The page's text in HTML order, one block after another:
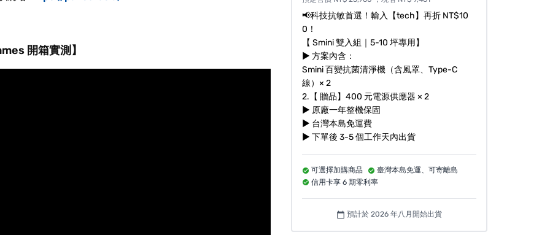
開箱實測】
📢科技抗敏首選！輸入【tech】再折 NT$10
0！
【 Smini 雙入組｜5-10 坪專用】
► 方案內含：
Smini 百變抗菌清淨機（含風罩、Type-C
線）× 2
2.【 贈品】400 元電源供應器 × 2
► 原廠一年整機保固
► 台灣本島免運費
► 下單後 3-5 個工作天內出貨
可選擇加購商品
臺灣本島免運、可寄離島
信用卡享 6 期零利率
calendar_today 預計於 2026 年八月開始出貨